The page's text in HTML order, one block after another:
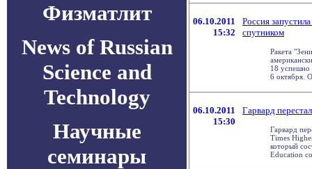
Физматлит
News of Russian
Science and
Technology
Научные
семинары
06.10.2011
15:32
Россия
спутником
Ракета
18 успешно
6 октября.
06.10.2011
15:30
Гарвард
Гарвард
Times
который
Education